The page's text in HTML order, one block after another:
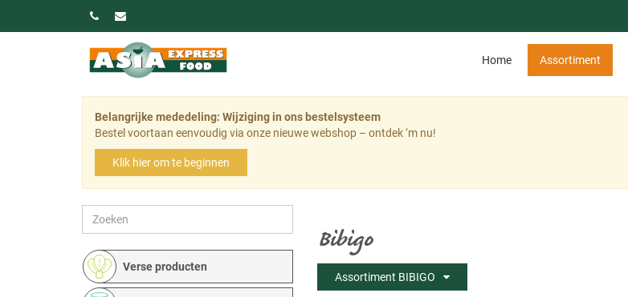
Home Assortiment
Belangrijke mededeling: Wijziging in ons bestelsysteem
Bestel voortaan eenvoudig via onze nieuwe webshop – ontdek ‘m nu!
Klik hier om te beginnen
Verse producten
Bibigo
Assortiment BIBIGO